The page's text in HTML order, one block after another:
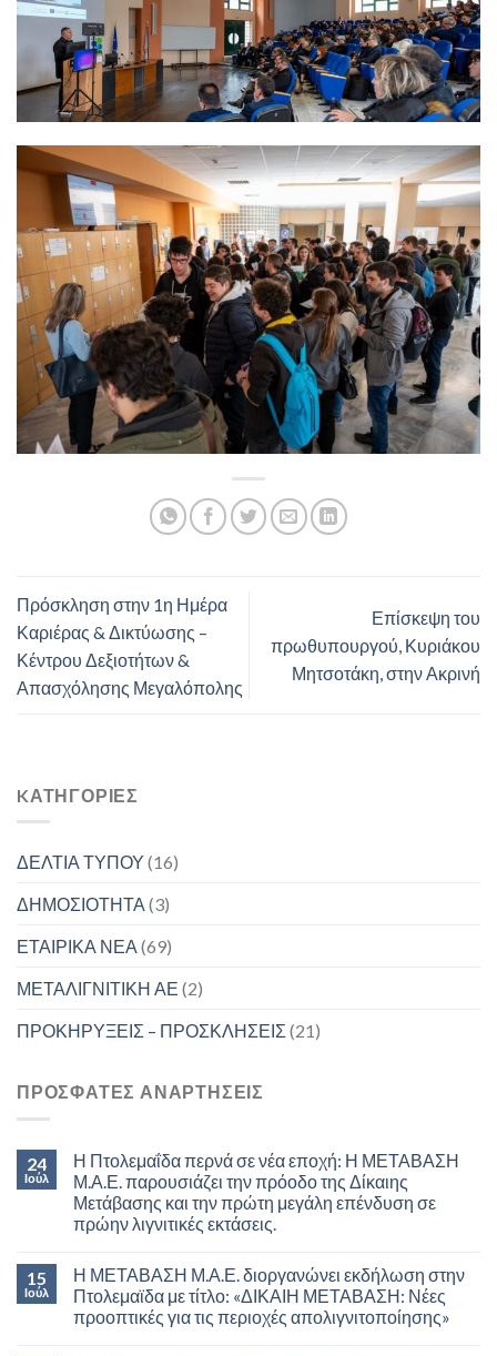
Πρόσκληση στην 1η Ημέρα
Καριέρας & Δικτύωσης –
Κέντρου Δεξιοτήτων &
Απασχόλησης Μεγαλόπολης
Επίσκεψη του
πρωθυπουργού, Κυριάκου
Μητσοτάκη, στην Ακρινή
KΑΤΗΓΟΡΊΕΣ
ΔΕΛΤΙΑ ΤΥΠΟΥ (16)
ΔΗΜΟΣΙΟΤΗΤΑ (3)
ΕΤΑΙΡΙΚΑ ΝΕΑ (69)
ΜΕΤΑΛΙΓΝΙΤΙΚΗ ΑΕ (2)
ΠΡΟΚΗΡΥΞΕΙΣ – ΠΡΟΣΚΛΗΣΕΙΣ (21)
ΠΡΟΣΦΑΤΕΣ ΑΝΑΡΤΗΣΕΙΣ
24
Ιούλ
Η Πτολεμαΐδα περνά σε νέα εποχή: Η ΜΕΤΑΒΑΣΗ
Μ.Α.Ε. παρουσιάζει την πρόοδο της Δίκαιης
Μετάβασης και την πρώτη μεγάλη επένδυση σε
πρώην λιγνιτικές εκτάσεις.
15
Ιούλ
Η ΜΕΤΑΒΑΣΗ Μ.Α.Ε. διοργανώνει εκδήλωση στην
Πτολεμαϊδα με τίτλο: «ΔΙΚΑΙΗ ΜΕΤΑΒΑΣΗ: Νέες
προοπτικές για τις περιοχές απολιγνιτοποίησης»